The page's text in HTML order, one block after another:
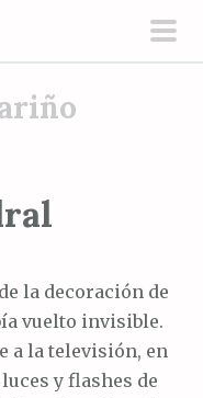
la decoración de
vuelto invisible.
a la televisión, en
y flashes de